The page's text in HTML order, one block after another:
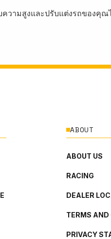
วามสูงและปรับแต่งรถของคุ
ABOUT
ABOUT US
RACING
DEALER
TERMS
PRIVACY